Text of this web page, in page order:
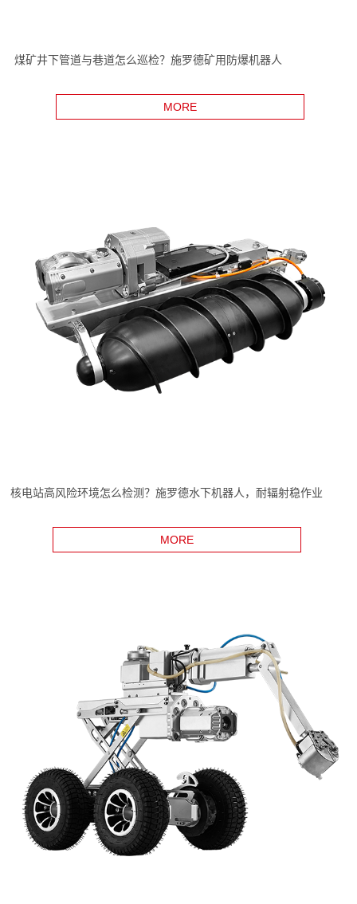
煤矿井下管道与巷道怎么巡检？施罗德矿用防爆机器人
MORE
核电站高风险环境怎么检测？施罗德水下机器人，耐辐射稳作业
MORE